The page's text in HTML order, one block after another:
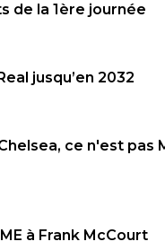
de la 1ère journée
jusqu’en 2032
ce n'est pas
à Frank McCourt